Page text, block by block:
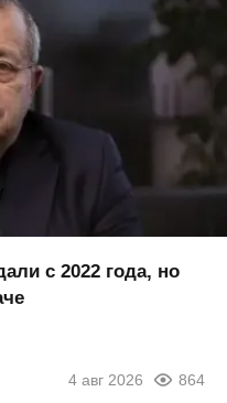
с 2022 года, но
4 авг 2026 864